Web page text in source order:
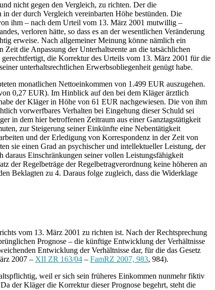
nicht gegen den Vergleich, zu richten. Der die
der durch Vergleich vereinbarten Höhe bestünden. Die
ihm – nach dem Urteil vom 13. März 2001 mutwillig –
verloren hätte, so dass es an der wesentlichen Veränderung
erweise. Nach allgemeiner Meinung könne nämlich ein
die Anpassung der Unterhaltsrente an die tatsächlichen
die Korrektur des Urteils vom 13. März 2001 für die
unterhaltsrechtlichen Erwerbsobliegenheit genügt habe.
monatlichen Nettoeinkommen von 1.499 EUR auszugehen.
0,27 EUR). Im Hinblick auf den bei dem Kläger ärztlich
der Kläger in Höhe von 61 EUR nachgewiesen. Die von ihm
vorwerfbares Verhalten bei Eingehung dieser Schuld sei
in dem hier betroffenen Zeitraum aus einer Ganztagstätigkeit
zur Steigerung seiner Einkünfte eine Nebentätigkeit
und der Erledigung von Korrespondenz in der Zeit von
sie einen Grad an psychischer und intellektueller Leistung, der
Einschränkungen seiner vollen Leistungsfähigkeit
der Regelbeträge der Regelbetragverordnung keine höheren an
Beklagten zu 4. Daraus folge zugleich, dass die Widerklage
vom 13. März 2001 zu richten ist. Nach der Rechtsprechung
Prognose – die künftige Entwicklung der Verhältnisse
Entwicklung der Verhältnisse dar, für die das Gesetz
2007 – XII ZR 163/04 – FamRZ 2007, 983, 984).
weil er sich sein früheres Einkommen nunmehr fiktiv
der Kläger die Korrektur dieser Prognose begehrt, steht die